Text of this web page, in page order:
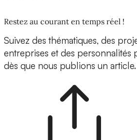
Restez au courant en temps réel !
Suivez des thématiques, des
entreprises et des personnalités
dès que nous publions un article.